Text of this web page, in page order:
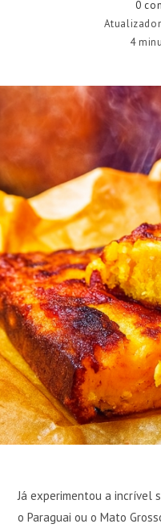
0
Atualizado
4
Já experimentou a incrível
o Paraguai ou o Mato